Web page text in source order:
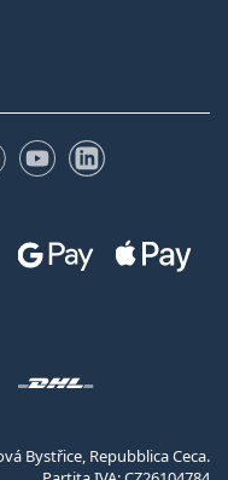
Instagram
YouTubeLinkedIn
Bystřice, Repubblica Ceca.